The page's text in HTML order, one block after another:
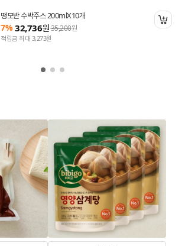
땡모반 수박주스 200mlX10개
7% 32,736원35,200원
적립금 최대 3,273원